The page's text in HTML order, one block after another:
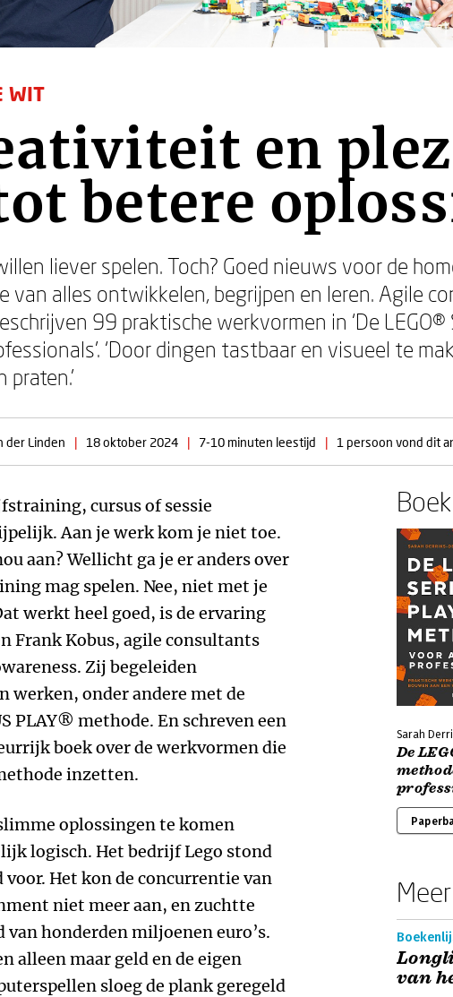
WIT
en
betere
liever spelen. Toch? Goed nieuws voor de
van alles ontwikkelen, begrijpen en leren. Agile
99 praktische werkvormen in ‘De LEGO®
‘Door dingen tastbaar en visueel te
der Linden | 18 oktober 2024 | 7-10 minuten leestijd | 1 persoon vond dit
cursus of sessie
Aan je werk kom je niet toe.
aan? Wellicht ga je er anders over
mag spelen. Nee, niet met je
werkt heel goed, is de ervaring
Frank Kobus, agile consultants
Zij begeleiden
werken, onder andere met de
PLAY® methode. En schreven een
boek over de werkvormen die
inzetten.
oplossingen te komen
logisch. Het bedrijf Lego stond
voor. Het kon de concurrentie van
niet meer aan, en zuchtte
van honderden miljoenen euro’s.
alleen maar geld en de eigen
sloeg de plank geregeld
Sarah
De
van